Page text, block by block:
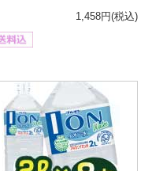
1,458円(税込)